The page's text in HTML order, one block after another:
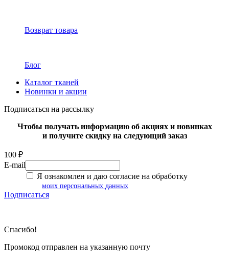
Возврат товара
Блог
Каталог тканей
Новинки и акции
Подписаться на рассылку
Чтобы получать информацию об акциях и новинках
и получите скидку на следующий заказ
100 ₽
E-mail
Я ознакомлен и даю согласие на обработку
моих персональных данных
Подписаться
Спасибо!
Промокод отправлен на указанную почту